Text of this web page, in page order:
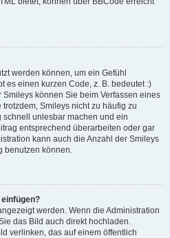
werden können, um ein Gefühl
es einen kurzen Code, z. B. bedeutet :)
können Sie beim Verfassen eines
Smileys nicht zu häufig zu
unlesbar machen und ein
entsprechend überarbeiten oder gar
kann auch die Anzahl der Smileys
benutzen können.
werden. Wenn die Administration
das Bild auch direkt hochladen.
verlinken, das auf einem öffentlich